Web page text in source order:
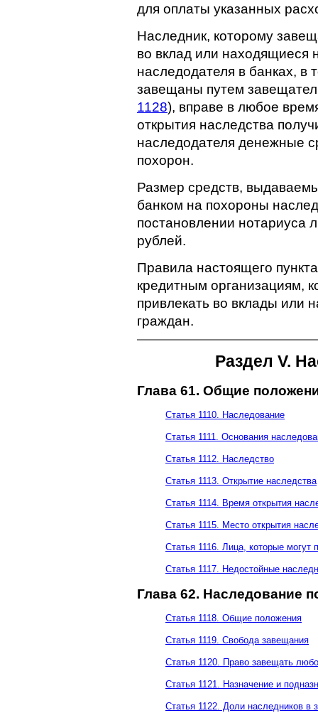
для оплаты указанных
Наследник, которому
во вклад или находящиеся
наследодателя в банках, в
завещаны путем
1128), вправе в любое
открытия наследства
наследодателя денежные
похорон.
Размер средств,
банком на похороны
постановлении нотариуса
рублей.
Правила настоящего
кредитным организациям,
привлекать во вклады или
граждан.
Раздел V.
Глава 61. Общие
Статья 1110. Наследование
Статья 1111. Основания
Статья 1112. Наследство
Статья 1113. Открытие наследства
Статья 1114. Время открытия
Статья 1115. Место открытия
Статья 1116. Лица, которые могут
Статья 1117. Недостойные
Глава 62. Наследование
Статья 1118. Общие положения
Статья 1119. Свобода завещания
Статья 1120. Право завещать
Статья 1121. Назначение и
Статья 1122. Доли наследников в